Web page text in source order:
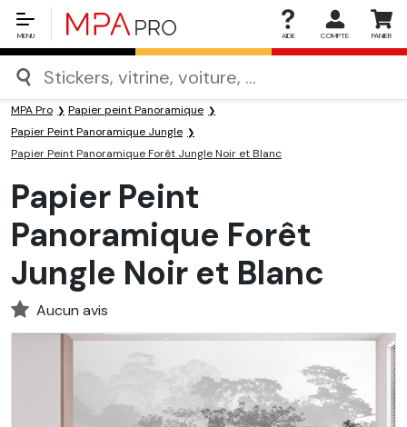
MENU AIDE COMPTE PANIER
MPA Pro
Papier peint Panoramique
Papier Peint Panoramique Jungle
Papier Peint Panoramique Forêt Jungle Noir et Blanc
Papier Peint
Panoramique Forêt
Jungle Noir et Blanc
Aucun avis